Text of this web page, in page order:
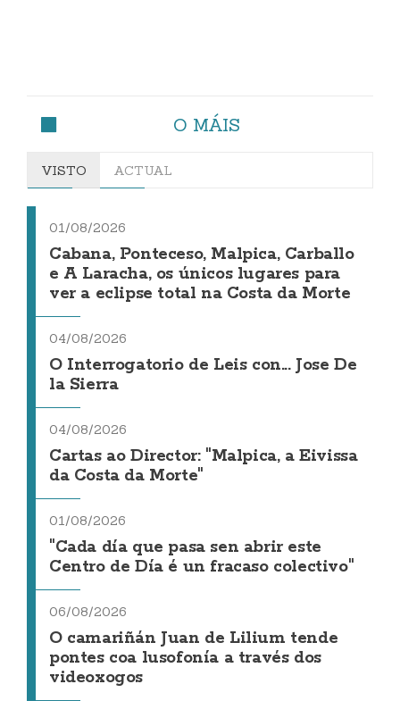
O MÁIS
VISTO ACTUAL
01/08/2026
Cabana, Ponteceso, Malpica, Carballo
e A Laracha, os únicos lugares para
ver a eclipse total na Costa da Morte
04/08/2026
O Interrogatorio de Leis con... Jose De
la Sierra
04/08/2026
Cartas ao Director: "Malpica, a Eivissa
da Costa da Morte"
01/08/2026
"Cada día que pasa sen abrir este
Centro de Día é un fracaso colectivo"
06/08/2026
O camariñán Juan de Lilium tende
pontes coa lusofonía a través dos
videoxogos